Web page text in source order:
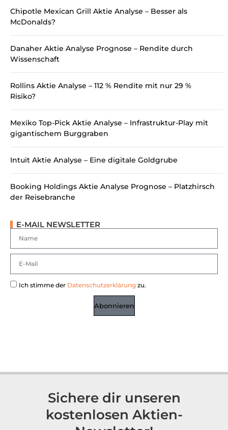
Chipotle Mexican Grill Aktie Analyse – Besser als
McDonalds?
Danaher Aktie Analyse Prognose – Rendite durch
Wissenschaft
Rollins Aktie Analyse – 112 % Rendite mit nur 29 %
Risiko?
Mexiko Top-Pick Aktie Analyse – Infrastruktur-Play mit
gigantischem Burggraben
Intuit Aktie Analyse – Eine digitale Goldgrube
Booking Holdings Aktie Analyse Prognose – Platzhirsch
der Reisebranche
E-MAIL NEWSLETTER
Ich stimme der Datenschutzerklärung zu.
Abonnieren
Sichere dir unseren
kostenlosen Aktien-